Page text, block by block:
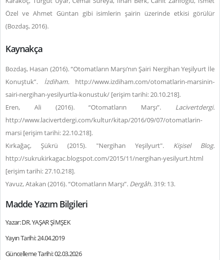
Özel ve Ahmet Güntan gibi isimlerin şairin üzerinde etkisi görülür
(Bozdaş, 2016).
Kaynakça
Bozdaş, Hasan (2016). “Otomatların Marşı’nın Şairi Nergihan Yeşilyurt İle
Konuştuk”. İzdiham. http://www.izdiham.com/otomatlarin-marsinin-
sairi-nergihan-yesilyurtla-konustuk/ [erişim tarihi: 20.10.218].
Eren, Ali (2016). “Otomatların Marşı”. Lacivertdergi.
http://www.lacivertdergi.com/kultur/kitap/2016/09/07/otomatlarin-
marsi [erişim tarihi: 22.10.218].
Kırkağaç, Şükrü (2015). "Nergihan Yeşilyurt". Kişisel Blog.
http://sukrukirkagac.blogspot.com/2015/11/nergihan-yesilyurt.html
[erişim tarihi: 27.10.218].
Yavuz, Atakan (2016). “Otomatların Marşı”. Dergâh.319: 13.
Madde Yazım Bilgileri
Yazar: DR. YAŞAR ŞİMŞEK
Yayın Tarihi: 24.04.2019
Güncelleme Tarihi: 02.03.2026